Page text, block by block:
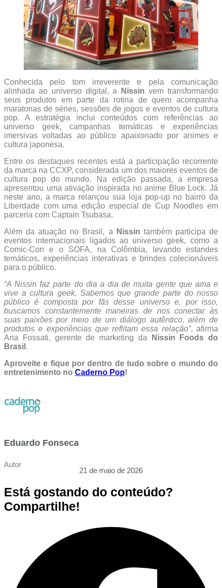
Conhecida pelo tom irreverente e pela comunicação
alinhada ao universo digital, a
Nissin vem transformando
seus produtos em parte da rotina de quem acompanha
maratonas de séries, sessões de jogos e eventos de cultura
pop. A estratégia inclui conteúdos com referências ao
universo geek, campanhas temáticas e experiências
imersivas voltadas ao público apaixonado por animes e
cultura japonesa.
Entre os destaques recentes está a participação recorrente
da marca na CCXP, considerada um dos maiores eventos de
cultura pop do mundo. Na edição passada, a empresa
apresentou uma ativação inspirada no anime Blue Lock. Já
neste ano, a marca relançou sua loja pop-up no bairro da
Liberdade com uma edição especial de Cup Noodles em
parceria com Captain Tsubasa.
Além da atuação no Brasil, a
Nissin também participa de
eventos internacionais ligados ao universo geek, como a
Comic-Con e o SOFA, na Colômbia, levando estandes
temáticos, experiências interativas e brindes colecionáveis
para o público.
“A Nissin faz parte do dia a dia de muita gente que ama e
vive a cultura geek. Sabemos que grande parte do nosso
público é composta por fãs desse universo e, por isso,
buscamos constantemente maneiras de nos conectar às
suas paixões por meio de um diálogo autêntico, além de
produtos e experiências que reflitam essa relação”, afirma
Ana Fossati, gerente de marketing da
Nissin Foods do
Brasil .
Aproveite e fique por dentro de tudo sobre o mundo do
entretenimento no Caderno Pop!
Eduardo Fonseca
Autor
21 de maio de 2026
Está gostando do conteúdo?
Compartilhe!